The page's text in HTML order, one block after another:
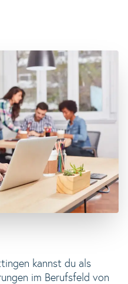
kannst du als
im Berufsfeld von